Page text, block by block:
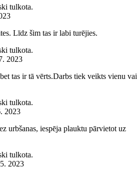
tulkota.
Līdz šim tas ir labi turējies.
tulkota.
2023
tas ir tā vērts.Darbs tiek veikts vienu vai
tulkota.
2023
urbšanas, iespēja plauktu pārvietot uz
tulkota.
2023